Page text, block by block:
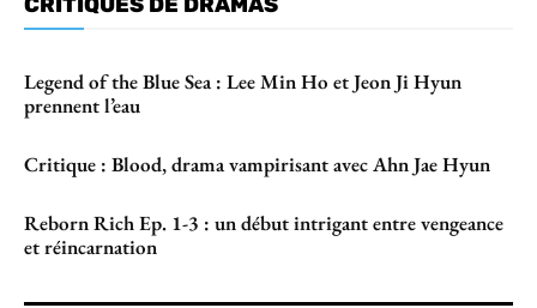
CRITIQUES DE DRAMAS
Legend of the Blue Sea : Lee Min Ho et Jeon Ji Hyun
prennent l’eau
Critique : Blood, drama vampirisant avec Ahn Jae Hyun
Reborn Rich Ep. 1-3 : un début intrigant entre vengeance
et réincarnation